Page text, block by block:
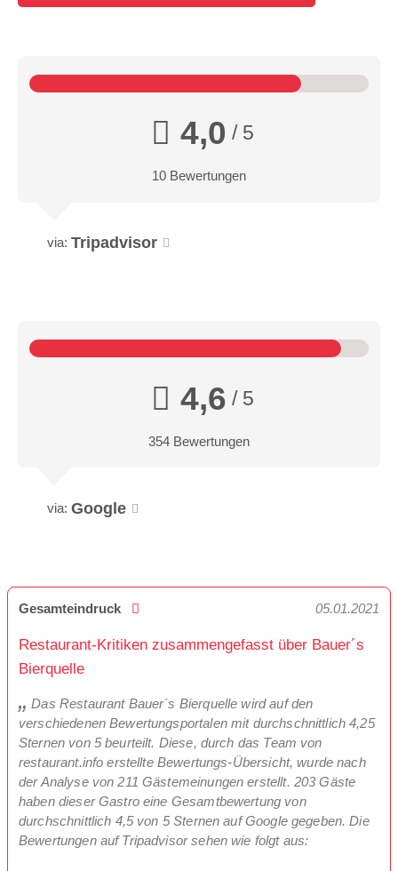
4,0 / 5
10 Bewertungen
via: Tripadvisor
4,6 / 5
354 Bewertungen
via: Google
Gesamteindruck 05.01.2021
Restaurant-Kritiken zusammengefasst über Bauer´s
Bierquelle
Das Restaurant Bauer´s Bierquelle wird auf den
verschiedenen Bewertungsportalen mit durchschnittlich 4,25
Sternen von 5 beurteilt. Diese, durch das Team von
restaurant.info erstellte Bewertungs-Übersicht, wurde nach
der Analyse von 211 Gästemeinungen erstellt. 203 Gäste
haben dieser Gastro eine Gesamtbewertung von
durchschnittlich 4,5 von 5 Sternen auf Google gegeben. Die
Bewertungen auf Tripadvisor sehen wie folgt aus: